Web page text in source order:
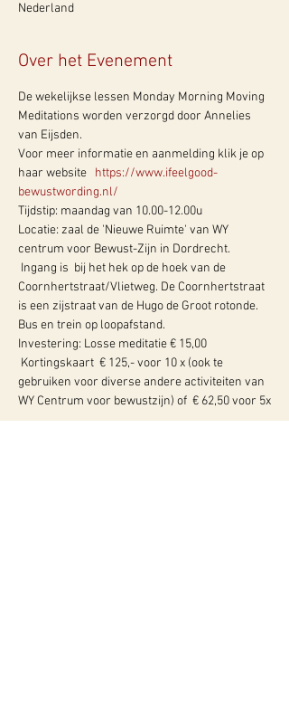
Nederland
Over het Evenement
De wekelijkse lessen Monday Morning Moving
Meditations worden verzorgd door Annelies
van Eijsden.
Voor meer informatie en aanmelding klik je op
haar website https://www.ifeelgood-
bewustwording.nl/
Tijdstip: maandag van 10.00-12.00u
Locatie: zaal de 'Nieuwe Ruimte' van WY
centrum voor Bewust-Zijn in Dordrecht.
Ingang is  bij het hek op de hoek van de
Coornhertstraat/Vlietweg. De Coornhertstraat
is een zijstraat van de Hugo de Groot rotonde.
Bus en trein op loopafstand.
Investering: Losse meditatie € 15,00
Kortingskaart  € 125,- voor 10 x (ook te
gebruiken voor diverse andere activiteiten van
WY Centrum voor bewustzijn) of  € 62,50 voor 5x